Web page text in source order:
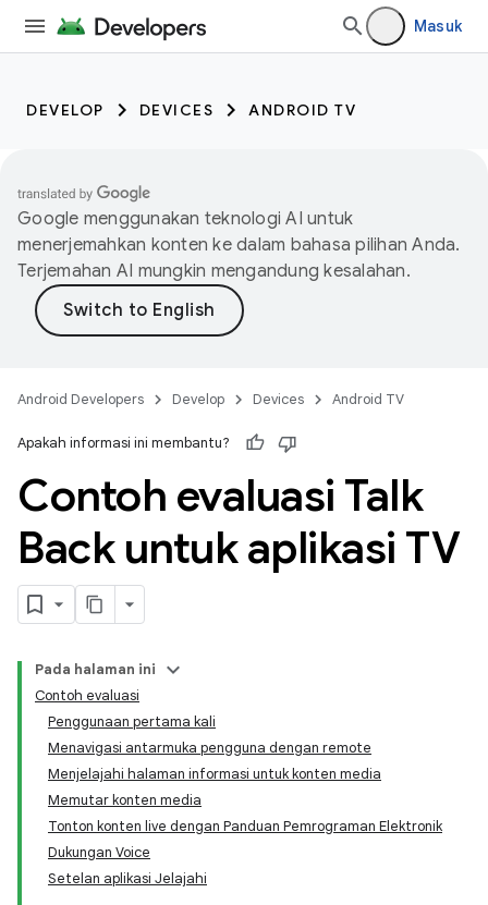
Masuk
DEVELOP DEVICES ANDROID TV
Google menggunakan teknologi AI untuk
menerjemahkan konten ke dalam bahasa pilihan Anda.
Terjemahan AI mungkin mengandung kesalahan.
Android Developers Develop Devices Android TV
Apakah informasi ini membantu?
Contoh evaluasi Talk
Back untuk aplikasi TV
Pada halaman ini
Contoh evaluasi
Penggunaan pertama kali
Menavigasi antarmuka pengguna dengan remote
Menjelajahi halaman informasi untuk konten media
Memutar konten media
Tonton konten live dengan Panduan Pemrograman Elektronik
Dukungan Voice
Setelan aplikasi Jelajahi